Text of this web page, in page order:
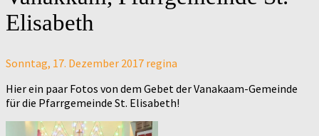
Elisabeth
Sonntag, 17. Dezember 2017 regina
Hier ein paar Fotos von dem Gebet der Vanakaam-Gemeinde
für die Pfarrgemeinde St. Elisabeth!